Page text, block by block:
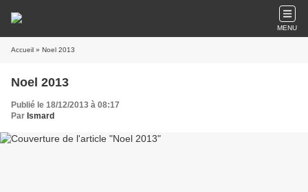
MENU
Accueil » Noel 2013
Noel 2013
Publié le 18/12/2013 à 08:17
Par Ismard